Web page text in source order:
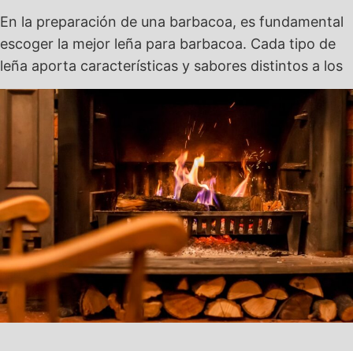
En la preparación de una barbacoa, es fundamental
escoger la mejor leña para barbacoa. Cada tipo de
leña aporta características y sabores distintos a los